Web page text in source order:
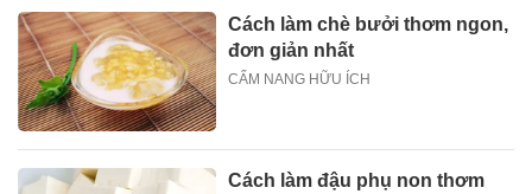
Cách làm chè bưởi thơm ngon,
đơn giản nhất
CẨM NANG HỮU ÍCH
Cách làm đậu phụ non thơm